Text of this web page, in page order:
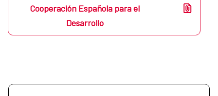
Cooperación Española para el
Desarrollo